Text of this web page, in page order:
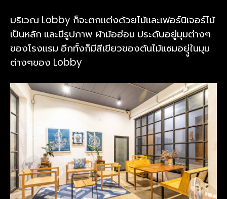
บริเวณ Lobby ก็จะตกแต่งด้วยไม้และเฟอร์นิเจอร์ไม้
เป็นหลัก และมีรูปภาพ ผ้าม้อฮ่อม ประดับอยู่มุมต่างๆ
ของโรงแรม อีกทั้งก็มีสีเขียวของต้นไม้แซมอยุู่ในมุม
ต่างๆของ Lobby